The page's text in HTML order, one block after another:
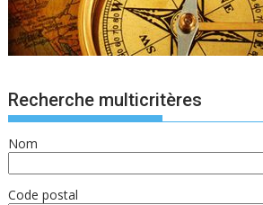
Recherche multicritères
Nom
Code postal